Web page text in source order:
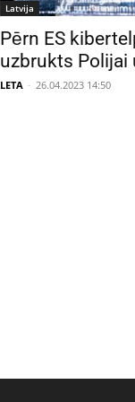
Latvija
Pērn ES
uzbrukts Polijai
LETA - 26.04.2023 14:50